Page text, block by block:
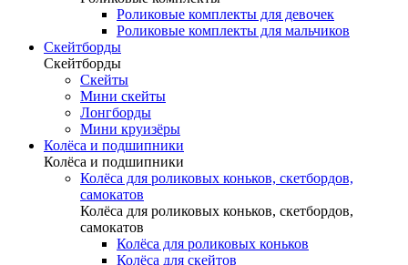
Роликовые комплекты для девочек
Роликовые комплекты для мальчиков
Скейтборды
Скейтборды
Скейты
Мини скейты
Лонгборды
Мини круизёры
Колёса и подшипники
Колёса и подшипники
Колёса для роликовых коньков, скетбордов,
самокатов
Колёса для роликовых коньков, скетбордов,
самокатов
Колёса для роликовых коньков
Колёса для скейтов